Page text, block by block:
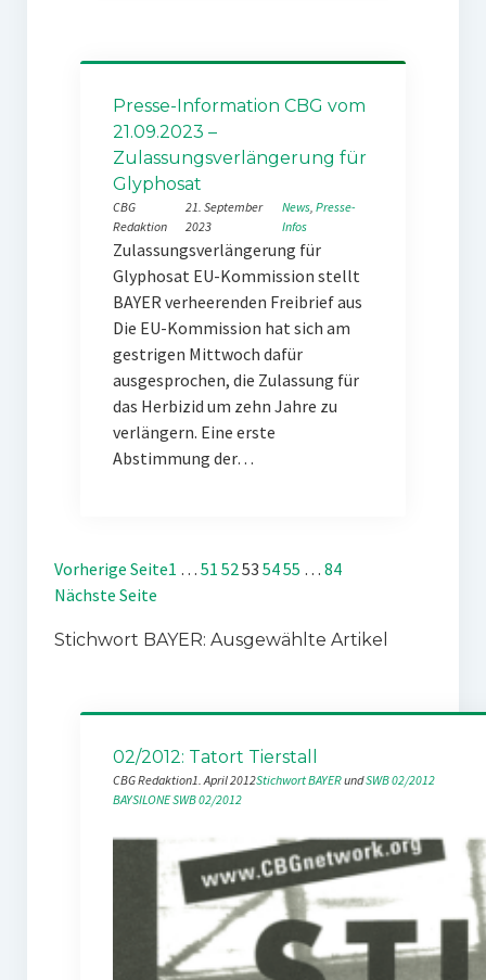
Presse-Information CBG vom
21.09.2023 –
Zulassungsverlängerung für
Glyphosat
CBG
Redaktion
21. September
2023
News, Presse-
Infos
Zulassungsverlängerung für
Glyphosat EU-Kommission stellt
BAYER verheerenden Freibrief aus
Die EU-Kommission hat sich am
gestrigen Mittwoch dafür
ausgesprochen, die Zulassung für
das Herbizid um zehn Jahre zu
verlängern. Eine erste
Abstimmung der…
Vorherige Seite1 … 51 5253 5455 … 84
Nächste Seite
Stichwort BAYER: Ausgewählte Artikel
02/2012: Tatort Tierstall
CBG Redaktion1. April 2012Stichwort BAYER und SWB 02/2012
BAYSILONESWB 02/2012